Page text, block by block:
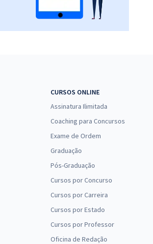
CURSOS ONLINE
Assinatura Ilimitada
Coaching para Concursos
Exame de Ordem
Graduação
Pós-Graduação
Cursos por Concurso
Cursos por Carreira
Cursos por Estado
Cursos por Professor
Oficina de Redação